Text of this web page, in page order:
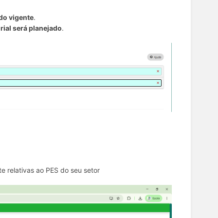
vigente.
será planejado.
relativas ao PES do seu setor